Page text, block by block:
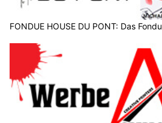
FONDUE HOUSE DU PONT: Das